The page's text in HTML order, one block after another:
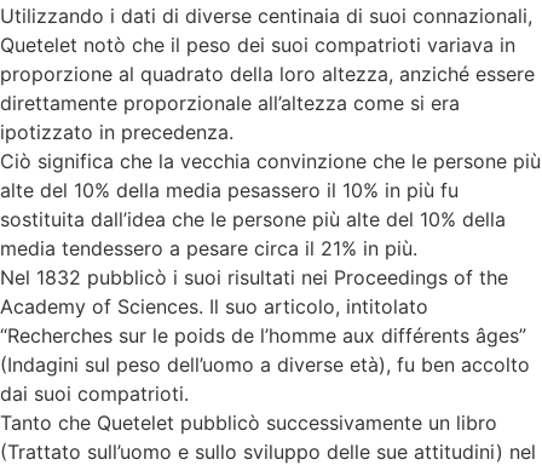
Utilizzando i dati di diverse centinaia di suoi connazionali,
Quetelet notò che il peso dei suoi compatrioti variava in
proporzione al quadrato della loro altezza, anziché essere
direttamente proporzionale all’altezza come si era
ipotizzato in precedenza.
Ciò significa che la vecchia convinzione che le persone più
alte del 10% della media pesassero il 10% in più fu
sostituita dall’idea che le persone più alte del 10% della
media tendessero a pesare circa il 21% in più.
Nel 1832 pubblicò i suoi risultati nei Proceedings of the
Academy of Sciences. Il suo articolo, intitolato
“Recherches sur le poids de l’homme aux différents âges”
(Indagini sul peso dell’uomo a diverse età), fu ben accolto
dai suoi compatrioti.
Tanto che Quetelet pubblicò successivamente un libro
(Trattato sull’uomo e sullo sviluppo delle sue attitudini) nel